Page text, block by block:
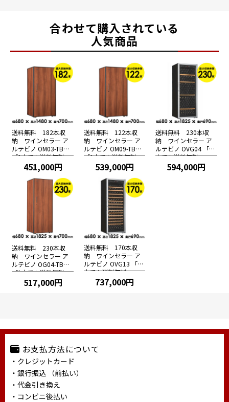
合わせて購入されている
人気商品
送料無料 182本収
納 ワインセラー ア
ルテビノ OM03-TB
「1本でも送料無料」
451,000円
送料無料 122本収
納 ワインセラー ア
ルテビノ OM09-TB
「1本でも送料無料」
539,000円
送料無料 230本収
納 ワインセラー ア
ルテビノ OVG04 「1
本でも送料無料」
594,000円
送料無料 230本収
納 ワインセラー ア
ルテビノ OG04-TB
「1本でも送料無料」
517,000円
送料無料 170本収
納 ワインセラー ア
ルテビノ OVG13 「1
本でも送料無料」
737,000円
お支払方法について
・クレジットカード
・銀行振込 （前払い）
・代金引き換え
・コンビニ後払い